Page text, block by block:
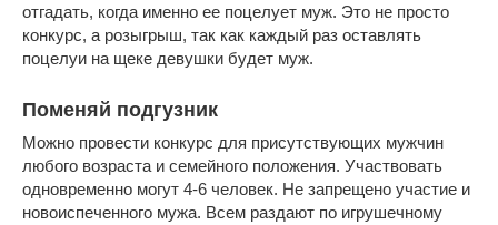
отгадать, когда именно ее поцелует муж. Это не просто
конкурс, а розыгрыш, так как каждый раз оставлять
поцелуи на щеке девушки будет муж.
Поменяй подгузник
Можно провести конкурс для присутствующих мужчин
любого возраста и семейного положения. Участвовать
одновременно могут 4-6 человек. Не запрещено участие и
новоиспеченного мужа. Всем раздают по игрушечному